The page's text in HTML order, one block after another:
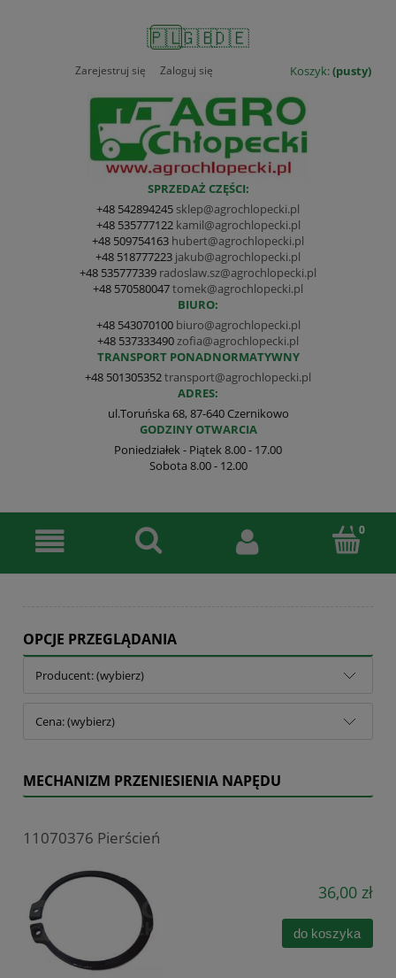
🇵🇱🇬🇧🇩🇪
Koszyk:(pusty)
Zarejestruj się Zaloguj się
SPRZEDAŻ CZĘŚCI:
+48 542894245 sklep@agrochlopecki.pl
+48 535777122 kamil@agrochlopecki.pl
+48 509754163 hubert@agrochlopecki.pl
+48 518777223 jakub@agrochlopecki.pl
+48 535777339 radoslaw.sz@agrochlopecki.pl
+48 570580047tomek@agrochlopecki.pl
BIURO:
+48 543070100 biuro@agrochlopecki.pl
+48 537333490 zofia@agrochlopecki.pl
TRANSPORT PONADNORMATYWNY
+48 501305352transport@agrochlopecki.pl
ADRES:
ul.Toruńska 68, 87-640 Czernikowo
GODZINY OTWARCIA
Poniedziałek - Piątek 8.00 - 17.00
Sobota 8.00 - 12.00
OPCJE PRZEGLĄDANIA
Producent: (wybierz)
Cena: (wybierz)
MECHANIZM PRZENIESIENIA NAPĘDU
11070376 Pierścień
36,00 zł
do koszyka